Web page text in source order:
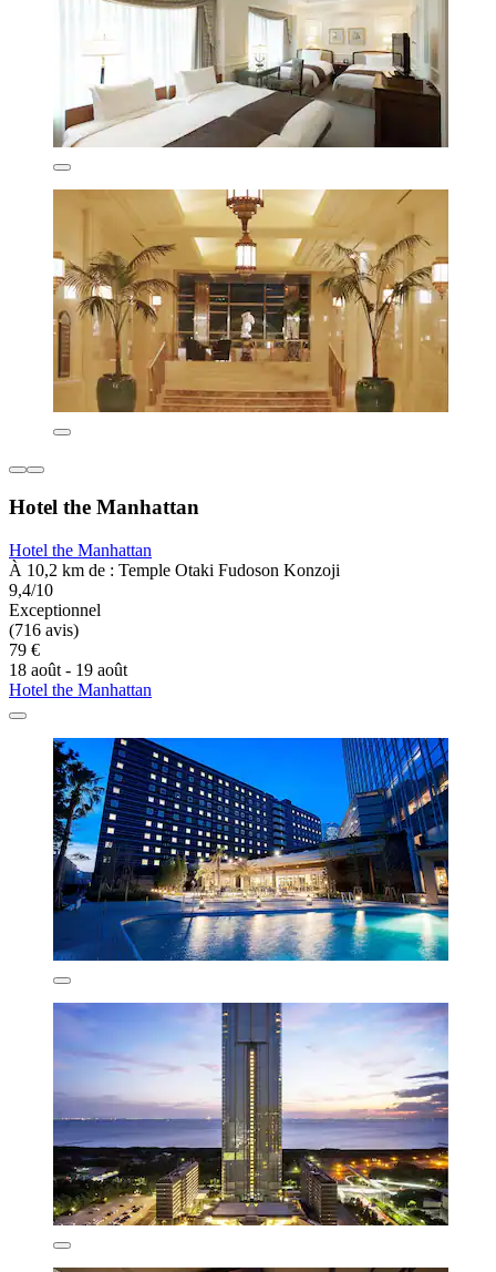
Hotel the Manhattan
Hotel the Manhattan
À 10,2 km de : Temple Otaki Fudoson Konzoji
9,4/10
Exceptionnel
(716 avis)
79 €
18 août - 19 août
Hotel the Manhattan